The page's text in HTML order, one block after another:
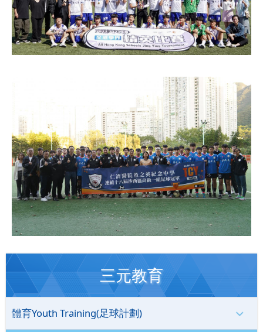
三元教育
體育Youth Training(足球計劃)